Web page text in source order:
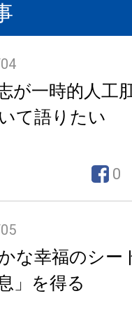
が一時的人工
て語りたい
0
な幸福のシー
」を得る